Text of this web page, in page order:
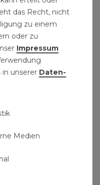
das Recht, nicht
zu einem
oder zu
Impressum
unserer Daten­
Medien